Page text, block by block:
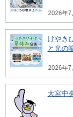
2026年7
けやき
と光の
2026年7
大宮中